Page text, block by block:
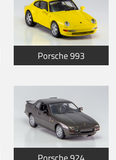
Porsche 993